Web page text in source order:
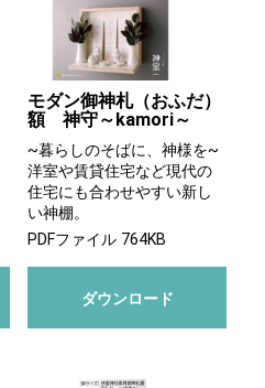
モダン御神札（おふだ）
額 神守～kamori～
~暮らしのそばに、神様を~
洋室や賃貸住宅など現代の
住宅にも合わせやすい新し
い神棚。
PDFファイル 764KB
ダウンロード